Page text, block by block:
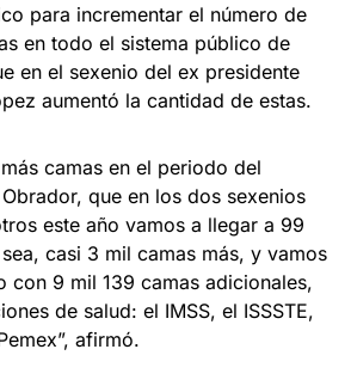
para incrementar el número de
en todo el sistema público de
en el sexenio del ex presidente
aumentó la cantidad de estas.
camas en el periodo del
que en los dos sexenios
este año vamos a llegar a 99
casi 3 mil camas más, y vamos
con 9 mil 139 camas adicionales,
de salud: el IMSS, el ISSSTE,
afirmó.